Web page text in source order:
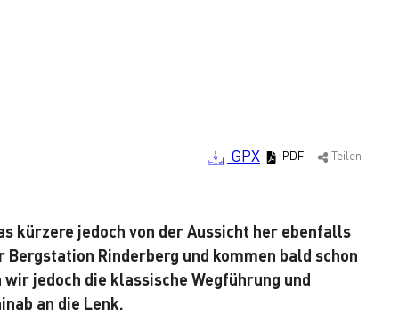
GPX PDF Teilen
kürzere jedoch von der Aussicht her ebenfalls
Rinderberg und kommen bald schon
jedoch die klassische Wegführung und
an die Lenk.